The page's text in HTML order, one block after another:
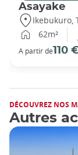
Asayake
Ikebukuro,
62m²
A partir de110
DÉCOUVREZ NOS
Autres